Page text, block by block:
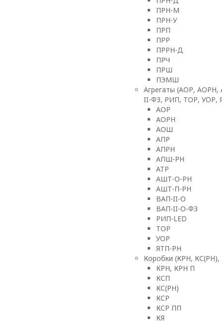
ПРН-М
ПРН-У
ПРП
ПРР
ПРРН-Д
ПРЧ
ПРШ
ПЭМШ
Агрегаты (АОР,
II-ФЗ, РИП, ТОР, УОР,
АОР
АОРН
АОШ
АПР
АПРН
АПШ-РН
АТР
АШТ-О-РН
АШТ-П-РН
ВАП-II-О
ВАП-II-О-ФЗ
РИП-LED
ТОР
УОР
ЯТП-РН
Коробки (КРН,
КРН, КРН П
КСП
КС(РН)
КСР
КСР ПП
КЯ